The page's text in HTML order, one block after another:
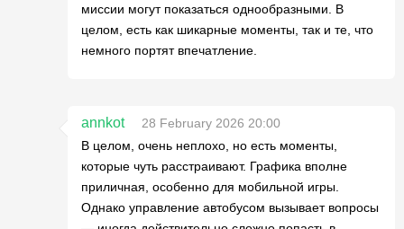
миссии могут показаться однообразными. В
целом, есть как шикарные моменты, так и те, что
немного портят впечатление.
annkot
28 February 2026 20:00
В целом, очень неплохо, но есть моменты,
которые чуть расстраивают. Графика вполне
приличная, особенно для мобильной игры.
Однако управление автобусом вызывает вопросы